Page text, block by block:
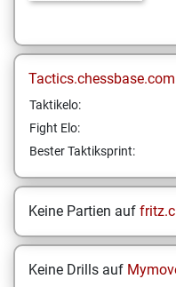
Taktikelo:
Fight Elo:
Bester Taktiksprint:
Keine Partien auf
Keine Drills auf